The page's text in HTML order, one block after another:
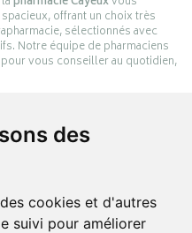
des
cookies et d'autres
suivi pour améliorer
offrant un choix très
sélectionnés avec
Notre équipe de pharmaciens
vous conseiller au quotidien,
du-Fliers.
ligne parmi des milliers de